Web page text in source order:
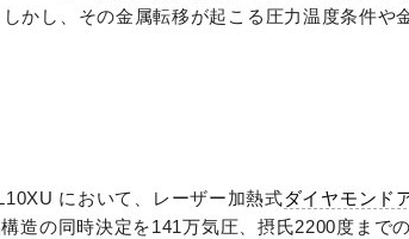
かし、その金属転移が起こる圧力温度条件や
において、レーザー加熱式ダイヤモンド
造の同時決定を141万気圧、摂氏2200度まで